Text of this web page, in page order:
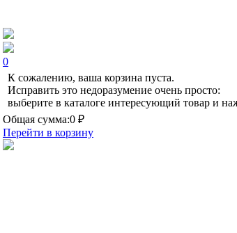
0
К сожалению, ваша корзина пуста.
Исправить это недоразумение очень просто:
выберите в каталоге интересующий товар и
Общая сумма:0 ₽
Перейти в корзину